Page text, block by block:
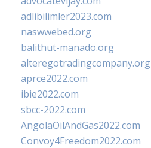
adlibilimler2023.com
naswwebed.org
balithut-manado.org
alteregotradingcompany.org
aprce2022.com
ibie2022.com
sbcc-2022.com
AngolaOilAndGas2022.com
Convoy4Freedom2022.com